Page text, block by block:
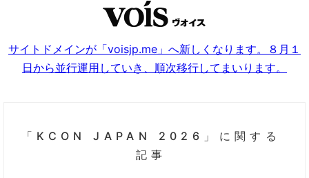
サイトドメインが「voisjp.me」へ新しくなります。８月１
日から並行運用していき、順次移行してまいります。
「KCON JAPAN 2026」に関する
記事